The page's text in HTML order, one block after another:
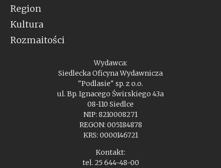
Region
Kultura
Rozmaitości
Wydawca:
Siedlecka Oficyna Wydawnicza
"Podlasie" sp. z o.o.
ul. Bp. Ignacego Świrskiego 43a
08-110 Siedlce
NIP: 8210008271
REGON: 005184878
KRS: 0000146721
Kontakt:
tel. 25 644-48-00